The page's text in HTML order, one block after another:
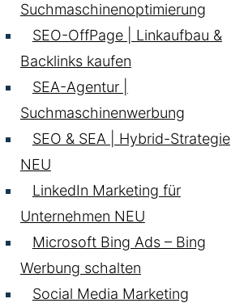
Suchmaschinenoptimierung
SEO-OffPage | Linkaufbau &
Backlinks kaufen
SEA-Agentur |
Suchmaschinenwerbung
SEO & SEA | Hybrid-Strategie
NEU
LinkedIn Marketing für
Unternehmen NEU
Microsoft Bing Ads – Bing
Werbung schalten
Social Media Marketing